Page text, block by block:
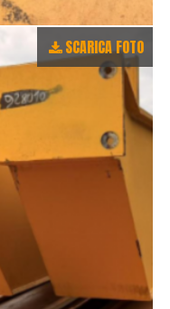
SCARICA FOTO